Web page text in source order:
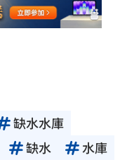
缺水水庫
缺水
水庫